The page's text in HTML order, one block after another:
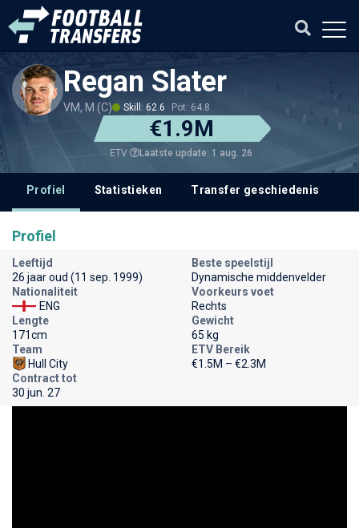
Regan Slater
VM, M (C) Skill: 62.6 Pot: 64.8
€1.9M
ETV Laatste update: 1 aug. 26
Profiel Statistieken Transfer geschiedenis
Profiel
Leeftijd
26 jaar oud (11 sep. 1999)
Beste speelstijl
Dynamische middenvelder
Nationaliteit
ENG
Voorkeurs voet
Rechts
Lengte
171cm
Gewicht
65 kg
Team
Hull City
ETV Bereik
€1.5M – €2.3M
Contract tot
30 jun. 27